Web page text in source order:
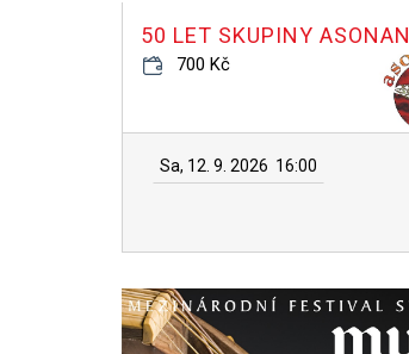
50 LET SKUPINY
700 Kč
Sa, 12. 9. 2026 16:00